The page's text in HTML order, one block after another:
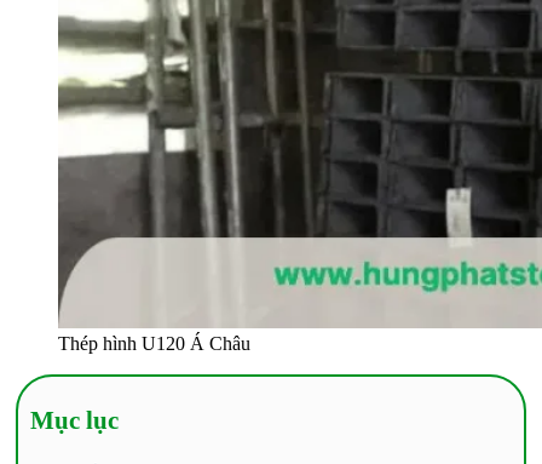
Thép hình U120 Á Châu
Mục lục